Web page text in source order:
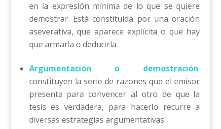
en la expresión mínima de lo que se quiere
demostrar. Está constituida por una oración
aseverativa, que aparece explícita o que hay
que armarla o deducirla.
Argumentación o demostración:
constituyen la serie de razones que el emisor
presenta para convencer al otro de que la
tesis es verdadera, para hacerlo recurre a
diversas estrategias argumentativas.